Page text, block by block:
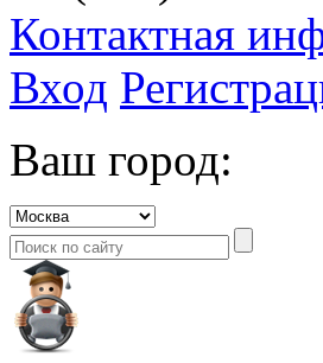
Контактная
Вход
Ваш город: